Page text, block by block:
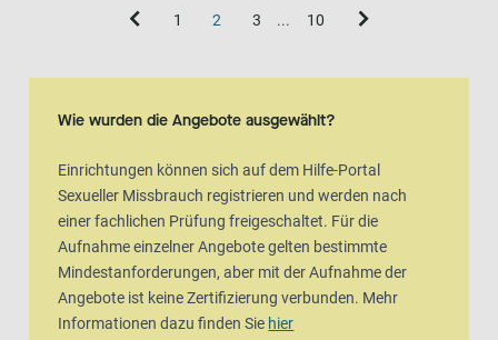
1 2 3 ... 10
Wie wurden die Angebote ausgewählt?
Einrichtungen können sich auf dem Hilfe-Portal
Sexueller Missbrauch registrieren und werden nach
einer fachlichen Prüfung freigeschaltet. Für die
Aufnahme einzelner Angebote gelten bestimmte
Mindestanforderungen, aber mit der Aufnahme der
Angebote ist keine Zertifizierung verbunden. Mehr
Informationen dazu finden Sie hier